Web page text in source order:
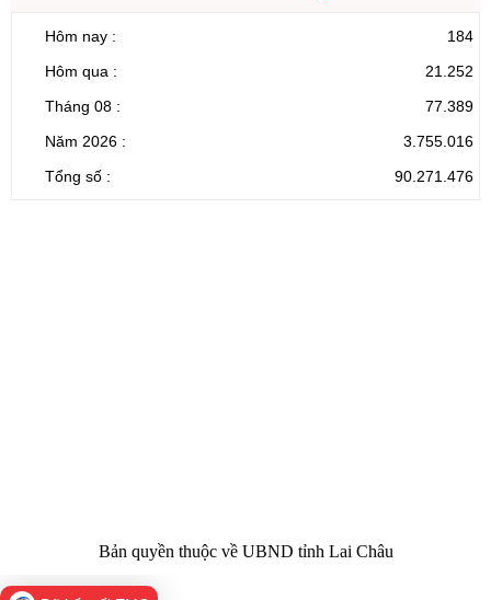
Hôm nay :
184
Hôm qua :
21.252
Tháng 08 :
77.389
Năm 2026 :
3.755.016
Tổng số :
90.271.476
Bản quyền thuộc về UBND tỉnh Lai Châu